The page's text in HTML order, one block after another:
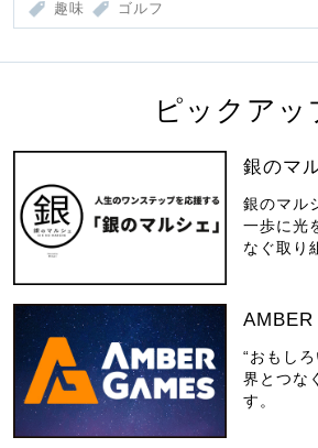
趣味 ゴルフ
ピックアッ
銀のマ
銀のマル
一歩に光
なぐ取り
“おもし
界とつな
す。